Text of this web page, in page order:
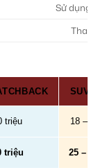
Sử dụng
Thay
SUV
triệu 18 –
triệu 25 –